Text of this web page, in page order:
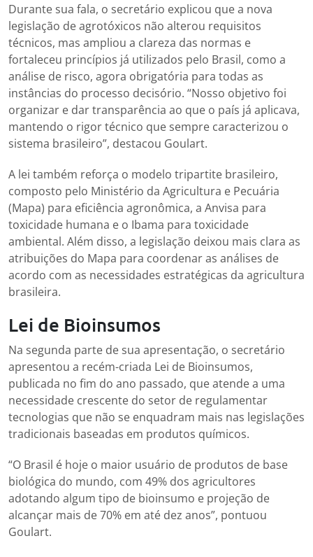
Durante sua fala, o secretário explicou que a nova
legislação de agrotóxicos não alterou requisitos
técnicos, mas ampliou a clareza das normas e
fortaleceu princípios já utilizados pelo Brasil, como a
análise de risco, agora obrigatória para todas as
instâncias do processo decisório. “Nosso objetivo foi
organizar e dar transparência ao que o país já aplicava,
mantendo o rigor técnico que sempre caracterizou o
sistema brasileiro”, destacou Goulart.
A lei também reforça o modelo tripartite brasileiro,
composto pelo Ministério da Agricultura e Pecuária
(Mapa) para eficiência agronômica, a Anvisa para
toxicidade humana e o Ibama para toxicidade
ambiental. Além disso, a legislação deixou mais clara as
atribuições do Mapa para coordenar as análises de
acordo com as necessidades estratégicas da agricultura
brasileira.
Lei de Bioinsumos
Na segunda parte de sua apresentação, o secretário
apresentou a recém-criada Lei de Bioinsumos,
publicada no fim do ano passado, que atende a uma
necessidade crescente do setor de regulamentar
tecnologias que não se enquadram mais nas legislações
tradicionais baseadas em produtos químicos.
“O Brasil é hoje o maior usuário de produtos de base
biológica do mundo, com 49% dos agricultores
adotando algum tipo de bioinsumo e projeção de
alcançar mais de 70% em até dez anos”, pontuou
Goulart.